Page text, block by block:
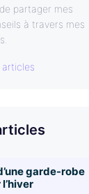
partager mes
à travers mes
articles
garde-robe